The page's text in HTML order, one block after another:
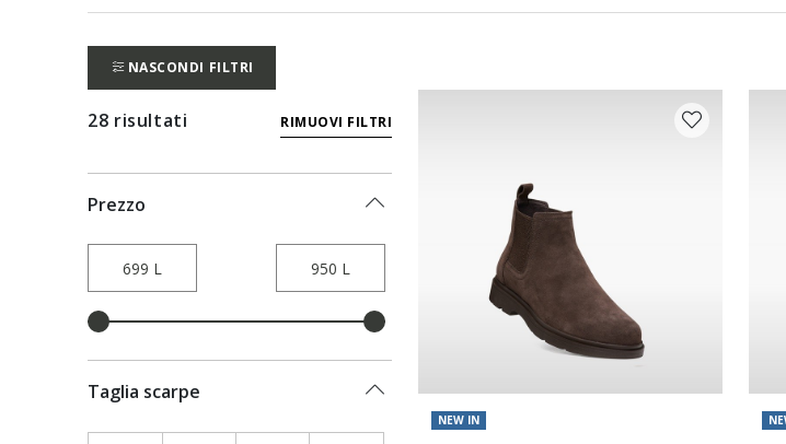
NASCONDI FILTRI
28 risultati RIMUOVI FILTRI
Prezzo
Taglia scarpe
NEW IN